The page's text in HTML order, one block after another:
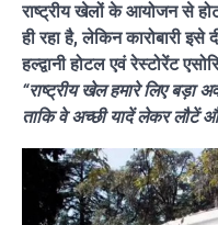
राष्ट्रीय खेलों के आयोजन से
ही रहा है, लेकिन कारोबारी
हल्द्वानी होटल एवं रेस्टोरेंट
“राष्ट्रीय खेल हमारे लिए बड़ा
ताकि वे अच्छी यादें लेकर लौटें